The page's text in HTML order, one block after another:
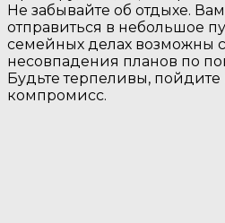
Не забывайте об отдыхе.
отправиться в небольшое
семейных делах возможны
несовпадения планов по
Будьте терпеливы,
компромисс.